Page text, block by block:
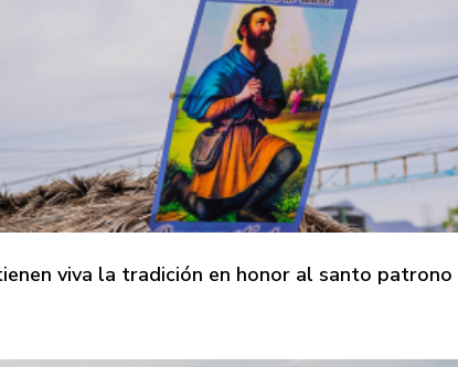
viva la tradición en honor al santo patrono